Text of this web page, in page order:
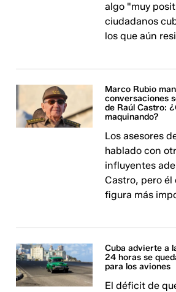
algo "muy
ciudadanos
los que aún
Marco Rubio
conversaciones
de Raúl Castro:
maquinando?
Los asesores
hablado con
influyentes
Castro, pero él
figura más
Cuba advierte a
24 horas se
para los aviones
El déficit de